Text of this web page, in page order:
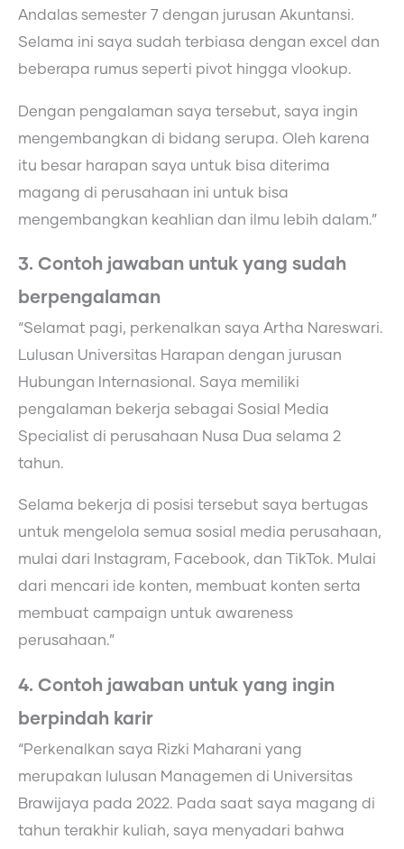
Andalas semester 7 dengan jurusan Akuntansi.
Selama ini saya sudah terbiasa dengan excel dan
beberapa rumus seperti pivot hingga vlookup.
Dengan pengalaman saya tersebut, saya ingin
mengembangkan di bidang serupa. Oleh karena
itu besar harapan saya untuk bisa diterima
magang di perusahaan ini untuk bisa
mengembangkan keahlian dan ilmu lebih dalam.”
3. Contoh jawaban untuk yang sudah
berpengalaman
“Selamat pagi, perkenalkan saya Artha Nareswari.
Lulusan Universitas Harapan dengan jurusan
Hubungan Internasional. Saya memiliki
pengalaman bekerja sebagai Sosial Media
Specialist di perusahaan Nusa Dua selama 2
tahun.
Selama bekerja di posisi tersebut saya bertugas
untuk mengelola semua sosial media perusahaan,
mulai dari Instagram, Facebook, dan TikTok. Mulai
dari mencari ide konten, membuat konten serta
membuat campaign untuk awareness
perusahaan.”
4. Contoh jawaban untuk yang ingin
berpindah karir
“Perkenalkan saya Rizki Maharani yang
merupakan lulusan Managemen di Universitas
Brawijaya pada 2022. Pada saat saya magang di
tahun terakhir kuliah, saya menyadari bahwa